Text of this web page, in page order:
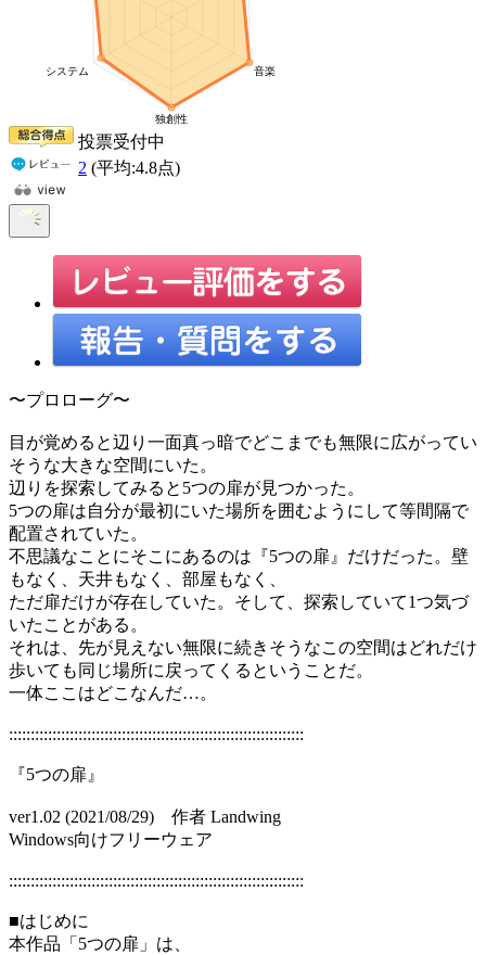
投票受付中
2 (平均:4.8点)
〜プロローグ〜
目が覚めると辺り一面真っ暗でどこまでも無限に広がってい
そうな大きな空間にいた。
辺りを探索してみると5つの扉が見つかった。
5つの扉は自分が最初にいた場所を囲むようにして等間隔で
配置されていた。
不思議なことにそこにあるのは『5つの扉』だけだった。壁
もなく、天井もなく、部屋もなく、
ただ扉だけが存在していた。そして、探索していて1つ気づ
いたことがある。
それは、先が見えない無限に続きそうなこの空間はどれだけ
歩いても同じ場所に戻ってくるということだ。
一体ここはどこなんだ…。
::::::::::::::::::::::::::::::::::::::::::::::::::::::::::::::::::::
『5つの扉』
ver1.02 (2021/08/29) 作者 Landwing
Windows向けフリーウェア
::::::::::::::::::::::::::::::::::::::::::::::::::::::::::::::::::::
■はじめに
本作品「5つの扉」は、